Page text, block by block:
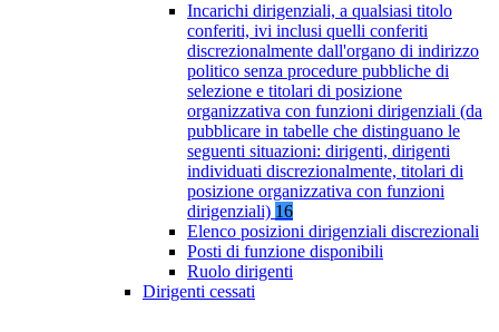
Incarichi dirigenziali, a qualsiasi titolo
conferiti, ivi inclusi quelli conferiti
discrezionalmente dall'organo di indirizzo
politico senza procedure pubbliche di
selezione e titolari di posizione
organizzativa con funzioni dirigenziali (da
pubblicare in tabelle che distinguano le
seguenti situazioni: dirigenti, dirigenti
individuati discrezionalmente, titolari di
posizione organizzativa con funzioni
dirigenziali) 16
Elenco posizioni dirigenziali discrezionali
Posti di funzione disponibili
Ruolo dirigenti
Dirigenti cessati